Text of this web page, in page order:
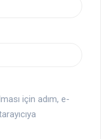
için adım, e-